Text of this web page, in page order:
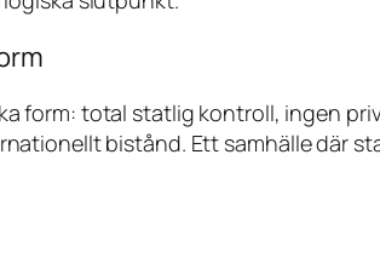
form: total statlig kontroll, ingen
bistånd. Ett samhälle där